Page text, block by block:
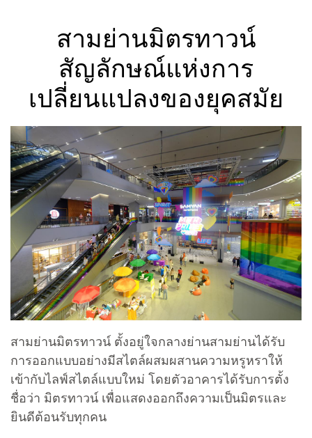
สามย่านมิตรทาวน์
สัญลักษณ์แห่งการ
เปลี่ยนแปลงของยุคสมัย
สามย่านมิตรทาวน์ ตั้งอยู่ใจกลางย่านสามย่านได้รับ
การออกแบบอย่างมีสไตล์ผสมผสานความหรูหราให้
เข้ากับไลฟ์สไตล์แบบใหม่ โดยตัวอาคารได้รับการตั้ง
ชื่อว่า มิตรทาวน์ เพื่อแสดงออกถึงความเป็นมิตรและ
ยินดีต้อนรับทุกคน